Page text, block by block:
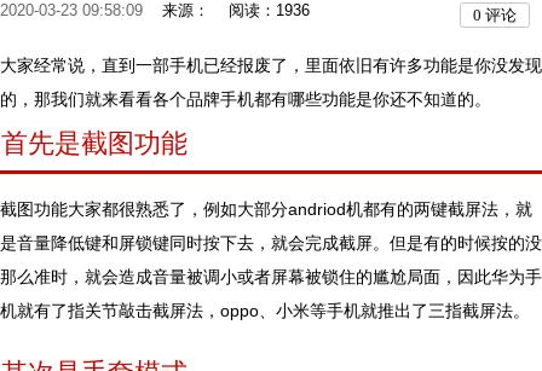
2020-03-23 09:58:09 来源： 阅读：1936 0 评论
大家经常说，直到一部手机已经报废了，里面依旧有许多功能是你没发现
的，那我们就来看看各个品牌手机都有哪些功能是你还不知道的。
首先是截图功能
截图功能大家都很熟悉了，例如大部分andriod机都有的两键截屏法，就
是音量降低键和屏锁键同时按下去，就会完成截屏。但是有的时候按的没
那么准时，就会造成音量被调小或者屏幕被锁住的尴尬局面，因此华为手
机就有了指关节敲击截屏法，oppo、小米等手机就推出了三指截屏法。